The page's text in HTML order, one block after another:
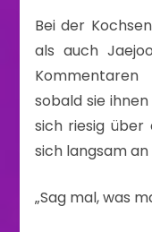
Bei der
als auch
sobald sie
sich riesig über
sich langsam
„Sag mal, was